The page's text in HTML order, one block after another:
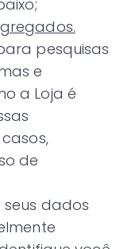
pesquisas
e
a Loja é
de
dados